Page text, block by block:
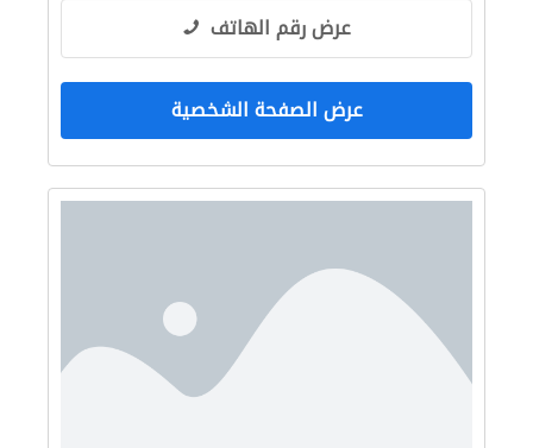
عرض رقم الهاتف
عرض الصفحة الشخصية